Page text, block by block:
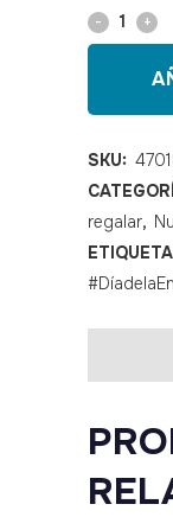
riñonera
Fanny
Bag
TCAE
quantity
SKU:
regalar,